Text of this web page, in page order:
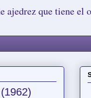
que tiene el